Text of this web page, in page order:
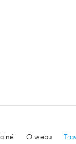
O webu